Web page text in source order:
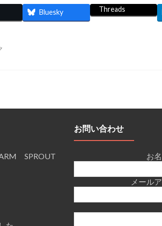
Bluesky Threads
SPROUT
お問い合わせ
お
メール